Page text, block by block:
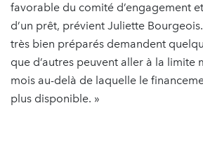
favorable du comité d’engagement
d’un prêt, prévient Juliette
très bien préparés demandent
que d’autres peuvent aller à la limite
mois au-delà de laquelle le
plus disponible. »